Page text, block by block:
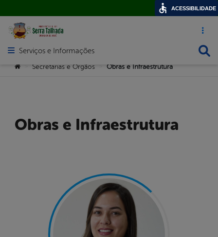
Acesso
Abrir menu principal de navegação
Serviços e Informações
Você está aqui:
Secretarias e Orgãos Obras e Infraestrutura
Obras e Infraestrutura
ACESSIBILIDADE